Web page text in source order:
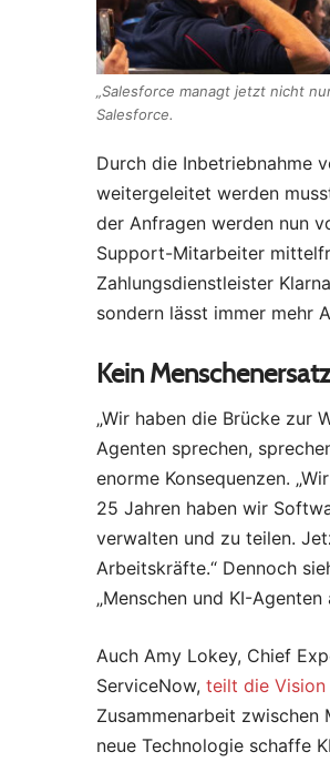
„Salesforce managt jetzt nicht
Salesforce.
Durch die Inbetriebnahme
weitergeleitet werden
der Anfragen werden nun
Support-Mitarbeiter
Zahlungsdienstleister
sondern lässt immer mehr
Kein
„Wir haben die Brücke zur
Agenten sprechen,
enorme Konsequenzen.
25 Jahren haben wir
verwalten und zu teilen.
Arbeitskräfte.“ Dennoch
„Menschen und KI-
Auch Amy Lokey, Chief
ServiceNow, teilt die Vision
Zusammenarbeit zwischen
neue Technologie schaffe